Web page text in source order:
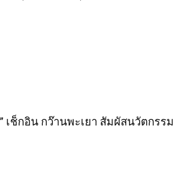
เช็กอิน กว๊านพะเยา สัมผัสนวัตกรรม